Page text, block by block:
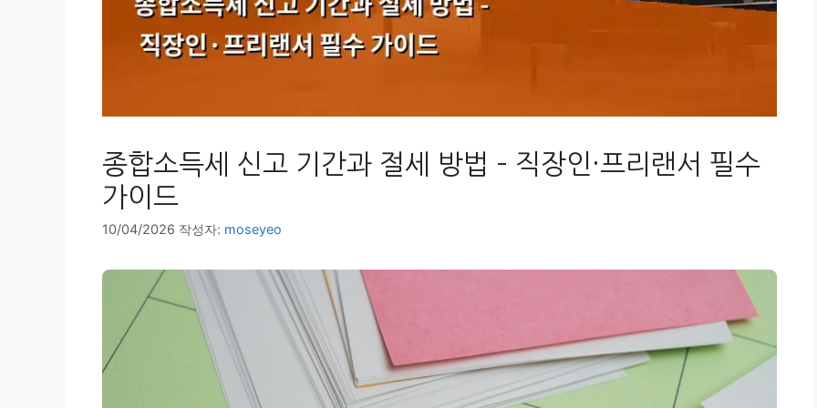
종합소득세 신고 기간과 절세 방법 – 직장인·프리랜서 필수
가이드
10/04/2026 작성자: moseyeo